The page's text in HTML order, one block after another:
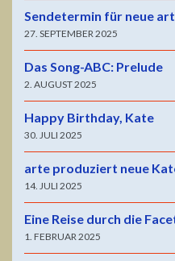
Sendetermin für neue
27. SEPTEMBER 2025
Das Song-ABC: Prelude
2. AUGUST 2025
Happy Birthday, Kate
30. JULI 2025
arte produziert neue
14. JULI 2025
Eine Reise durch die
1. FEBRUAR 2025